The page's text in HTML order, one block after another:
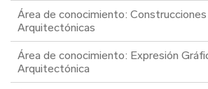
Área de conocimiento: Construcciones
Arquitectónicas
Área de conocimiento: Expresión
Arquitectónica